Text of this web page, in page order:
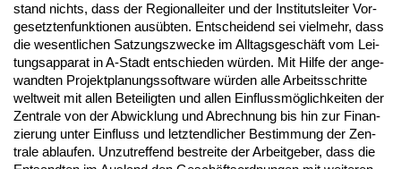
stand nichts, dass der Re­gio­nal­lei­ter und der In­sti­tuts­lei­ter Vor­
ge­setz­ten­funk­tio­nen ausübten. Ent­schei­dend sei viel­mehr, dass
die we­sent­li­chen Sat­zungs­zwe­cke im All­tags­geschäft vom Lei­
tungs­ap­pa­rat in A-Stadt ent­schie­den würden. Mit Hil­fe der an­ge­
wand­ten Pro­jekt­pla­nungs­soft­ware würden al­le Ar­beits­schrit­te
welt­weit mit al­len Be­tei­lig­ten und al­len Ein­flussmöglich­kei­ten der
Zen­tra­le von der Ab­wick­lung und Ab­rech­nung bis hin zur Fi­nan­
zie­rung un­ter Ein­fluss und letzt­end­li­cher Be­stim­mung der Zen­
tra­le ab­lau­fen. Un­zu­tref­fend be­strei­te der Ar­beit­ge­ber, dass die